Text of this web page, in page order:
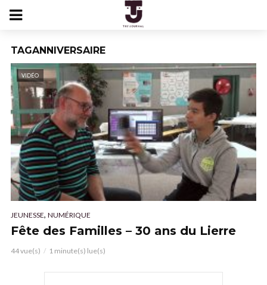
TAGANNIVERSAIRE
VIDÉO
JEUNESSE, NUMÉRIQUE
Fête des Familles – 30 ans du Lierre
44 vue(s) 1 minute(s) lue(s)